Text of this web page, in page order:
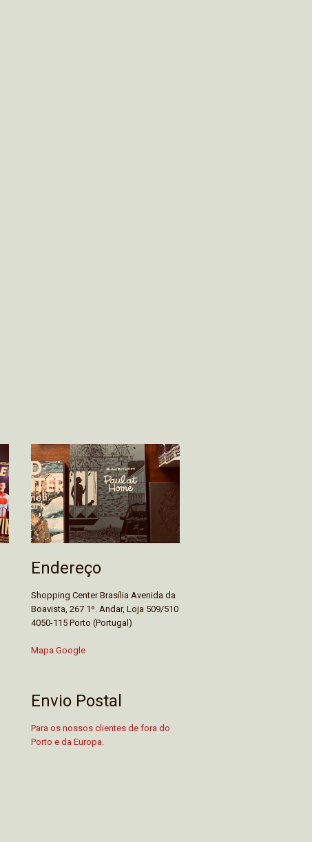
Endereço
Shopping Center Brasília Avenida da
Boavista, 267 1º. Andar, Loja 509/510
4050-115 Porto (Portugal)
Mapa Google
Envio Postal
Para os nossos clientes de fora do
Porto e da Europa.